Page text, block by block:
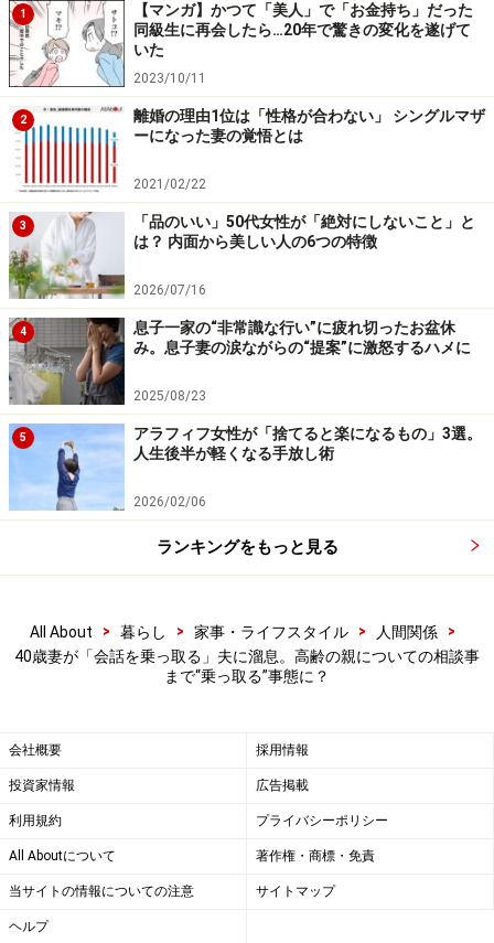
1
【マンガ】かつて「美人」で「お金持ち」だった
同級生に再会したら…20年で驚きの変化を遂げて
いた
2023/10/11
2
離婚の理由1位は「性格が合わない」 シングルマザ
ーになった妻の覚悟とは
2021/02/22
3
「品のいい」50代女性が「絶対にしないこと」と
は？ 内面から美しい人の6つの特徴
2026/07/16
4
息子一家の“非常識な行い”に疲れ切ったお盆休
み。息子妻の涙ながらの“提案”に激怒するハメに
2025/08/23
5
アラフィフ女性が「捨てると楽になるもの」3選。
人生後半が軽くなる手放し術
2026/02/06
ランキングをもっと見る
All About > 暮らし > 家事・ライフスタイル > 人間関係
>
40歳妻が「会話を乗っ取る」夫に溜息。高齢の親についての相談事
まで“乗っ取る”事態に？
会社概要 採用情報
投資家情報 広告掲載
利用規約 プライバシーポリシー
All Aboutについて 著作権・商標・免責
当サイトの情報についての注意 サイトマップ
ヘルプ